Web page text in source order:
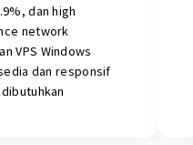
dan high
network
VPS Windows
dan responsif